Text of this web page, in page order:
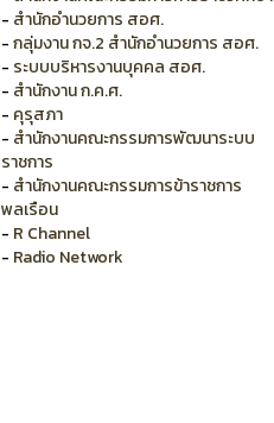
- สำนักอำนวยการ สอศ.
-กลุ่มงาน กจ.2 สำนักอำนวยการ สอศ.
- ระบบบริหารงานบุคคล สอศ.
- สำนักงาน ก.ค.ศ.
- คุรุสภา
- สำนักงานคณะกรรมการพัฒนาระบบ
ราชการ
- สำนักงานคณะกรรมการข้าราชการ
พลเรือน
- R Channel
- Radio Network